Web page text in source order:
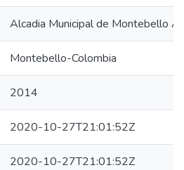
Alcadia Municipal de Montebello
Montebello-Colombia
2014
2020-10-27T21:01:52Z
2020-10-27T21:01:52Z